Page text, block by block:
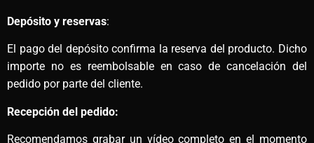
Depósito y reservas:
El pago del depósito confirma la reserva del producto. Dicho
importe no es reembolsable en caso de cancelación del
pedido por parte del cliente.
Recepción del pedido:
Recomendamos grabar un vídeo completo en el momento